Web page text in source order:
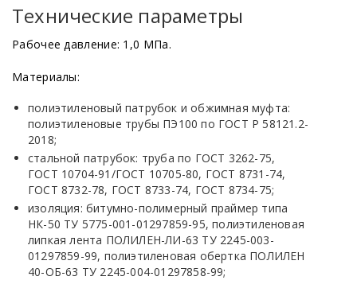
Технические параметры
Рабочее давление: 1,0 МПа.
Материалы:
полиэтиленовый патрубок и обжимная муфта:
полиэтиленовые трубы ПЭ100 по ГОСТ Р 58121.2-
2018;
стальной патрубок: труба по ГОСТ 3262-75,
ГОСТ 10704-91/ГОСТ 10705-80, ГОСТ 8731-74,
ГОСТ 8732-78, ГОСТ 8733-74, ГОСТ 8734-75;
изоляция: битумно-полимерный праймер типа
НК-50 ТУ 5775-001-01297859-95, полиэтиленовая
липкая лента ПОЛИЛЕН-ЛИ-63 ТУ 2245-003-
01297859-99, полиэтиленовая обертка ПОЛИЛЕН
40-ОБ-63 ТУ 2245-004-01297858-99;